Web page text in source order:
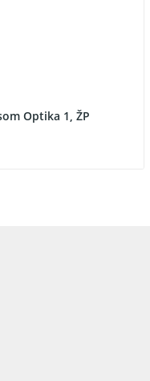
Optika 1, ŽP